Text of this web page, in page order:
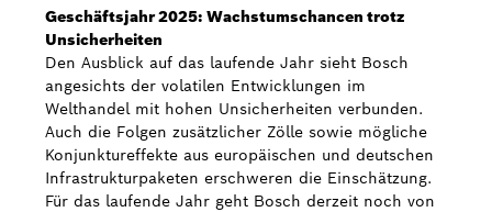
Geschäftsjahr 2025: Wachstumschancen trotz
Unsicherheiten
Den Ausblick auf das laufende Jahr sieht Bosch
angesichts der volatilen Entwicklungen im
Welthandel mit hohen Unsicherheiten verbunden.
Auch die Folgen zusätzlicher Zölle sowie mögliche
Konjunktureffekte aus europäischen und deutschen
Infrastrukturpaketen erschweren die Einschätzung.
Für das laufende Jahr geht Bosch derzeit noch von